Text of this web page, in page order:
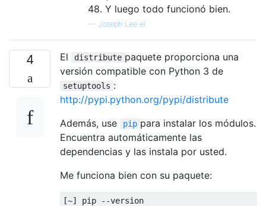
48. Y luego todo funcionó bien.
— Joseph Lee el
4 El distribute paquete proporciona una
versión compatible con Python 3 de
setuptools :
http://pypi.python.org/pypi/distribute
Además, use
pip para instalar los módulos.
Encuentra automáticamente las
dependencias y las instala por usted.
Me funciona bien con su paquete:
[~] pip --